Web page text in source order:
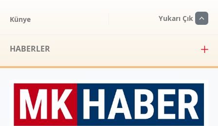
Künye Yukarı Çık
HABERLER